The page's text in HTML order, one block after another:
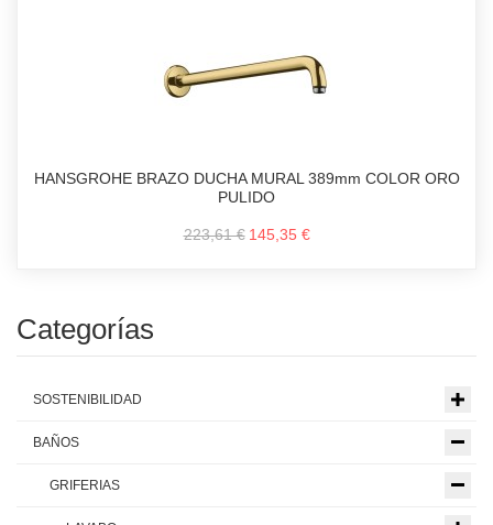
HANSGROHE BRAZO DUCHA MURAL 389mm COLOR ORO
PULIDO
223,61 € 145,35 €
Categorías
SOSTENIBILIDAD
BAÑOS
GRIFERIAS